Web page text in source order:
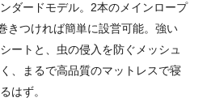
ダードモデル。2本のメインロープ
きつければ簡単に設営可能。強い
ートと、虫の侵入を防ぐメッシュ
、まるで高品質のマットレスで寝
はず。